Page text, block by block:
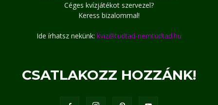
Céges kvízjátékot szervezel?
Keress bizalommal!
Ide írhatsz nekünk: kviz@tudtad-nemtudtad.hu
CSATLAKOZZ HOZZÁNK!